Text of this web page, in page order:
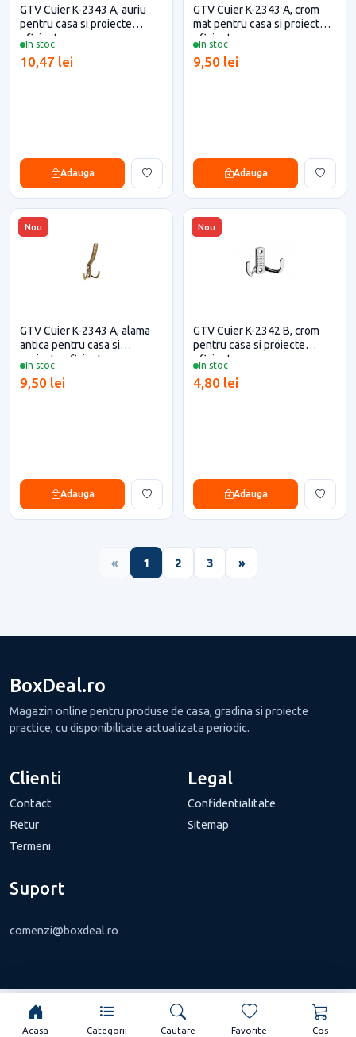
In stoc
GTV Cuier K-2343 A, auriu
pentru casa si proiecte
eficiente
10,47 lei
Adauga
In stoc
GTV Cuier K-2343 A, crom
mat pentru casa si proiecte
eficiente
9,50 lei
Adauga
Nou
In stoc
GTV Cuier K-2343 A, alama
antica pentru casa si
proiecte eficiente
9,50 lei
Adauga
Nou
In stoc
GTV Cuier K-2342 B, crom
pentru casa si proiecte
eficiente
4,80 lei
Adauga
« 1 2 3 »
BoxDeal.ro
Magazin online pentru produse de casa, gradina si proiecte
practice, cu disponibilitate actualizata periodic.
Clienti
Contact
Retur
Termeni
Legal
Confidentialitate
Sitemap
Suport
comenzi@boxdeal.ro
Acasa Categorii Cautare Favorite Cos